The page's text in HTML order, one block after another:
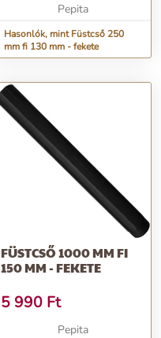
Pepita
Hasonlók, mint Füstcső 250
mm fi 130 mm - fekete
FÜSTCSŐ 1000 MM FI
150 MM - FEKETE
5 990 Ft
Pepita